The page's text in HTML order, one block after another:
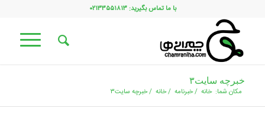
با ما تماس بگیرید: ۰۲۱۳۳۵۵۱۸۱۳
خبرچه سایت۳
مکان شما: خانه /خبرنامه /خانه /خبرچه سایت۳